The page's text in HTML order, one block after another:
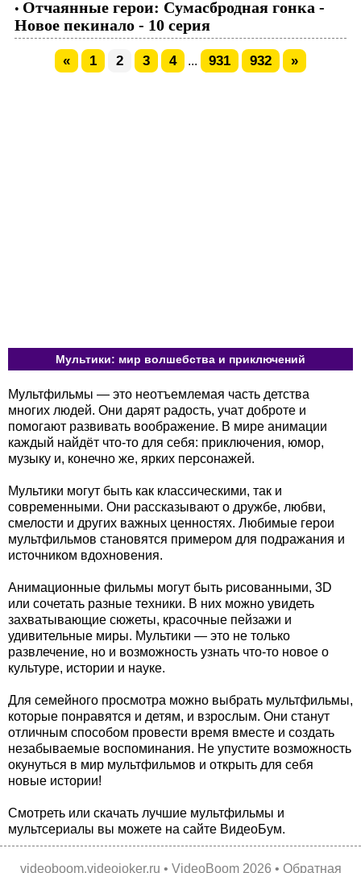
• Отчаянные герои: Сумасбродная гонка -
Новое пекинало - 10 серия
« 1 2 3 4 ... 931 932 »
Мультики: мир волшебства и приключений
Мультфильмы — это неотъемлемая часть детства
многих людей. Они дарят радость, учат доброте и
помогают развивать воображение. В мире анимации
каждый найдёт что-то для себя: приключения, юмор,
музыку и, конечно же, ярких персонажей.
Мультики могут быть как классическими, так и
современными. Они рассказывают о дружбе, любви,
смелости и других важных ценностях. Любимые герои
мультфильмов становятся примером для подражания и
источником вдохновения.
Анимационные фильмы могут быть рисованными, 3D
или сочетать разные техники. В них можно увидеть
захватывающие сюжеты, красочные пейзажи и
удивительные миры. Мультики — это не только
развлечение, но и возможность узнать что-то новое о
культуре, истории и науке.
Для семейного просмотра можно выбрать мультфильмы,
которые понравятся и детям, и взрослым. Они станут
отличным способом провести время вместе и создать
незабываемые воспоминания. Не упустите возможность
окунуться в мир мультфильмов и открыть для себя
новые истории!
Смотреть или скачать лучшие мультфильмы и
мультсериалы вы можете на сайте ВидеоБум.
videoboom.videojoker.ru • VideoBoom2026 • Обратная